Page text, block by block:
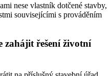
nese vlastník dotčené stavby,
souvisejícími s prováděním
zahájit řešení životní